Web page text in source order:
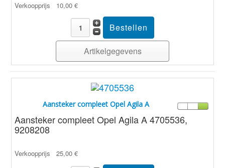
Verkoopprijs 10,00 €
Artikelgegevens
Aansteker compleet Opel Agila A
Aansteker compleet Opel Agila A 4705536,
9208208
Verkoopprijs 25,00 €